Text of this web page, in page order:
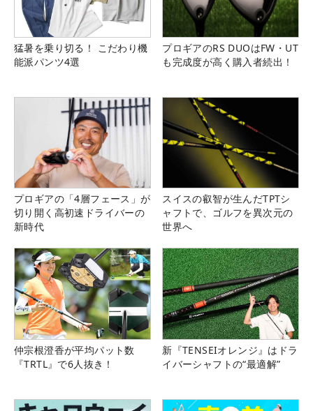
猛暑を乗り切る！ こだわり機
能派パンツ4選
プロギアのRS DUOはFW・UT
も完成度が高く購入者続出！
プロギアの「4層フェース」が
切り開く高初速ドライバーの
新時代
スイスの叡智が生んだTPTシ
ャフトで、ゴルフを異次元の
世界へ
仲宗根澄香が平均パット数
『TRTL』で6人抜き！
新『TENSEIオレンジ』はドラ
イバーシャフトの“最適解”